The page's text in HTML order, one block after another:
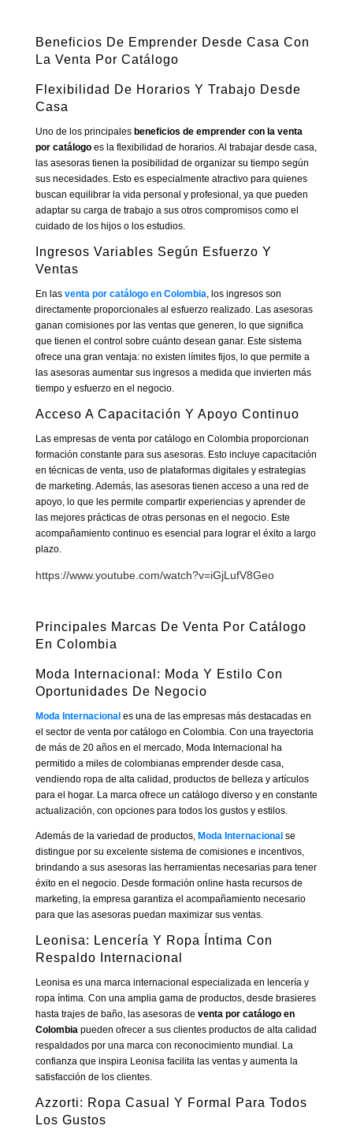
Beneficios De Emprender Desde Casa Con
La Venta Por Catálogo
Flexibilidad De Horarios Y Trabajo Desde
Casa
Uno de los principales beneficios de emprender con la venta
por catálogoes la flexibilidad de horarios. Al trabajar desde casa,
las asesoras tienen la posibilidad de organizar su tiempo según
sus necesidades. Esto es especialmente atractivo para quienes
buscan equilibrar la vida personal y profesional, ya que pueden
adaptar su carga de trabajo a sus otros compromisos como el
cuidado de los hijos o los estudios.
Ingresos Variables Según Esfuerzo Y
Ventas
En las venta por catálogo en Colombia , los ingresos son
directamente proporcionales al esfuerzo realizado. Las asesoras
ganan comisiones por las ventas que generen, lo que significa
que tienen el control sobre cuánto desean ganar. Este sistema
ofrece una gran ventaja: no existen límites fijos, lo que permite a
las asesoras aumentar sus ingresos a medida que invierten más
tiempo y esfuerzo en el negocio.
Acceso A Capacitación Y Apoyo Continuo
Las empresas de venta por catálogo en Colombia proporcionan
formación constante para sus asesoras. Esto incluye capacitación
en técnicas de venta, uso de plataformas digitales y estrategias
de marketing. Además, las asesoras tienen acceso a una red de
apoyo, lo que les permite compartir experiencias y aprender de
las mejores prácticas de otras personas en el negocio. Este
acompañamiento continuo es esencial para lograr el éxito a largo
plazo.
https://www.youtube.com/watch?v=iGjLufV8Geo
Principales Marcas De Venta Por Catálogo
En Colombia
Moda Internacional: Moda Y Estilo Con
Oportunidades De Negocio
Moda Internacionales una de las empresas más destacadas en
el sector de venta por catálogo en Colombia. Con una trayectoria
de más de 20 años en el mercado, Moda Internacional ha
permitido a miles de colombianas emprender desde casa,
vendiendo ropa de alta calidad, productos de belleza y artículos
para el hogar. La marca ofrece un catálogo diverso y en constante
actualización, con opciones para todos los gustos y estilos.
Además de la variedad de productos, Moda Internacionalse
distingue por su excelente sistema de comisiones e incentivos,
brindando a sus asesoras las herramientas necesarias para tener
éxito en el negocio. Desde formación online hasta recursos de
marketing, la empresa garantiza el acompañamiento necesario
para que las asesoras puedan maximizar sus ventas.
Leonisa: Lencería Y Ropa Íntima Con
Respaldo Internacional
Leonisa es una marca internacional especializada en lencería y
ropa íntima. Con una amplia gama de productos, desde brasieres
hasta trajes de baño, las asesoras de venta por catálogo en
Colombia pueden ofrecer a sus clientes productos de alta calidad
respaldados por una marca con reconocimiento mundial. La
confianza que inspira Leonisa facilita las ventas y aumenta la
satisfacción de los clientes.
Azzorti: Ropa Casual Y Formal Para Todos
Los Gustos